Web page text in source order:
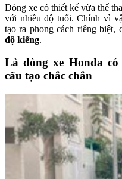
Dòng xe có thiết kế vừa thể
với nhiều độ tuổi. Chính vì
tạo ra phong cách riêng
độ kiểng.
Là dòng xe Honda
cấu tạo chắc chắn